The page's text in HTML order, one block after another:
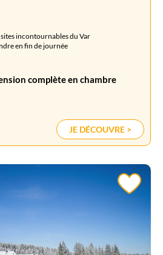
incontournables du Var
en fin de journée
complète en chambre
JE DÉCOUVRE >